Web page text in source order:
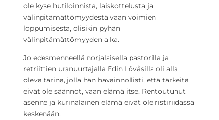
ole kyse hutiloinnista, laiskottelusta ja
välinpitämättömyydestä vaan voimien
loppumisesta, olisikin pyhän
välinpitämättömyyden aika.
Jo edesmenneellä norjalaisella pastorilla ja
retriittien uranuurtajalla Edin Lövåsilla oli alla
oleva tarina, jolla hän havainnollisti, että tärkeitä
eivät ole säännöt, vaan elämä itse. Rentoutunut
asenne ja kurinalainen elämä eivät ole ristiriidassa
keskenään.